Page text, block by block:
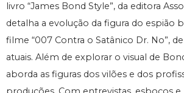
livro “James Bond Style”, da editora
detalha a evolução da figura do espião
filme “007 Contra o Satânico Dr. No”,
atuais. Além de explorar o visual de
aborda as figuras dos vilões e dos